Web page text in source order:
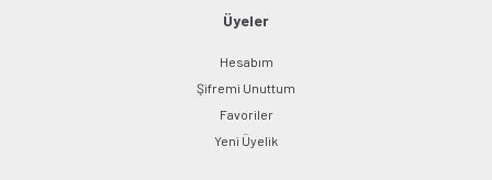
Üyeler
Hesabım
Şifremi Unuttum
Favoriler
Yeni Üyelik